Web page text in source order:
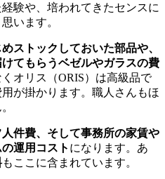
験や、培われてきたセンスに
います。
ストックしておいた部品や、
てもらうベゼルやガラスの費
オリス（ORIS）は高級品で
が掛かります。職人さんもほ
件費、そして事務所の家賃や
運用コスト になります。あ
もここに含まれています。